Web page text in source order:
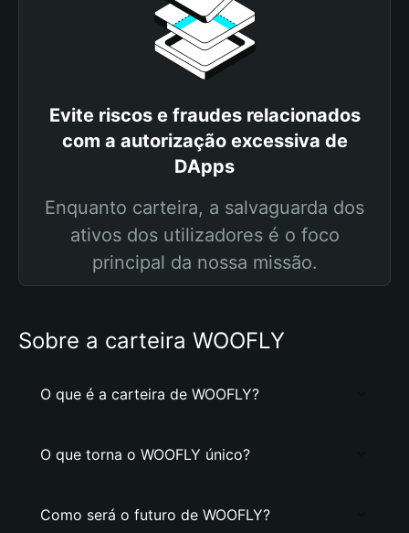
Evite riscos e fraudes relacionados
com a autorização excessiva de
DApps
Enquanto carteira, a salvaguarda dos
ativos dos utilizadores é o foco
principal da nossa missão.
Sobre a carteira WOOFLY
O que é a carteira de WOOFLY?
O que torna o WOOFLY único?
Como será o futuro de WOOFLY?